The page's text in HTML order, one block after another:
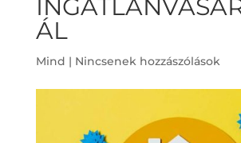
ÁL
Mind | Nincsenek hozzászólások